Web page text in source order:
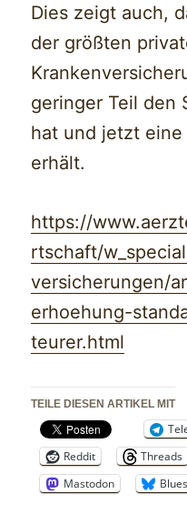
Dies zeigt auch,
der größten
geringer Teil den
hat und jetzt
erhält.
https://
rtschaft/
versicherungen/
erhoehung-
teurer.html
TEILE DIESEN ARTIKEL MIT
Reddit
Threads
Mastodon